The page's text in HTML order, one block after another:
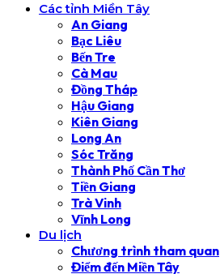
Các tỉnh Miền Tây
An Giang
Bạc Liêu
Bến Tre
Cà Mau
Đồng Tháp
Hậu Giang
Kiên Giang
Long An
Sóc Trăng
Thành Phố Cần Thơ
Tiền Giang
Trà Vinh
Vĩnh Long
Du lịch
Chương trình tham quan
Điểm đến Miền Tây